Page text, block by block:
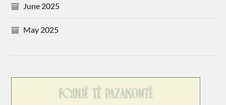
June 2025
May 2025